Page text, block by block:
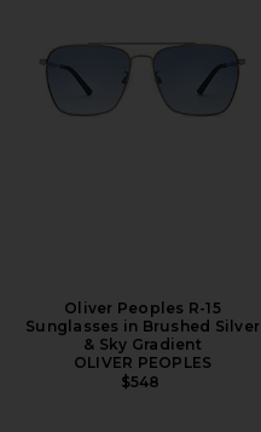
Oliver Peoples R-15
Sunglasses in Brushed Silver
& Sky Gradient
OLIVER PEOPLES
$548